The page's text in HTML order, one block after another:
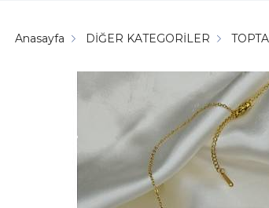
Anasayfa DİĞER KATEGORİLER